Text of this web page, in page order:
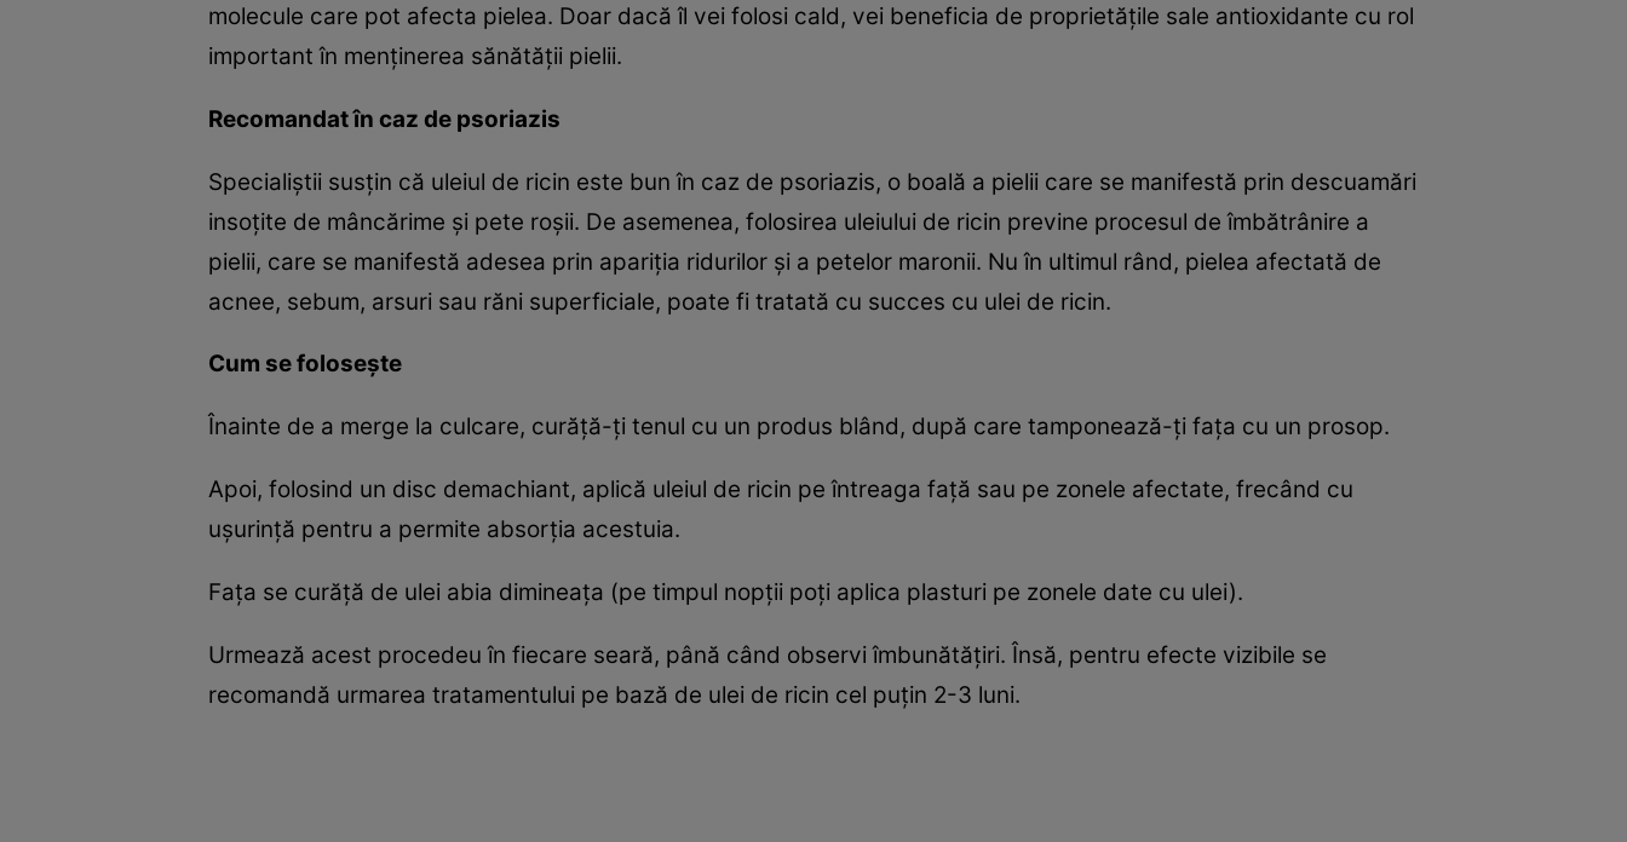
molecule care pot afecta pielea. Doar dacă îl vei folosi cald, vei beneficia de proprietăţile sale antioxidante cu rol
important în menţinerea sănătăţii pielii.
Recomandat în caz de psoriazis
Specialiştii susţin că uleiul de ricin este bun în caz de psoriazis, o boală a pielii care se manifestă prin descuamări
insoţite de mâncărime şi pete roşii. De asemenea, folosirea uleiului de ricin previne procesul de îmbătrânire a
pielii, care se manifestă adesea prin apariţia ridurilor şi a petelor maronii. Nu în ultimul rând, pielea afectată de
acnee, sebum, arsuri sau răni superficiale, poate fi tratată cu succes cu ulei de ricin.
Cum se foloseşte
Înainte de a merge la culcare, curăţă-ţi tenul cu un produs blând, după care tamponează-ţi faţa cu un prosop.
Apoi, folosind un disc demachiant, aplică uleiul de ricin pe întreaga faţă sau pe zonele afectate, frecând cu
uşurinţă pentru a permite absorţia acestuia.
Faţa se curăţă de ulei abia dimineaţa (pe timpul nopţii poţi aplica plasturi pe zonele date cu ulei).
Urmează acest procedeu în fiecare seară, până când observi îmbunătăţiri. Însă, pentru efecte vizibile se
recomandă urmarea tratamentului pe bază de ulei de ricin cel puţin 2-3 luni.